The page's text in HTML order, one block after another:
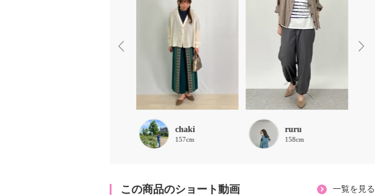
chaki
157cm
ruru
158cm
この商品のショート動画 一覧を見る